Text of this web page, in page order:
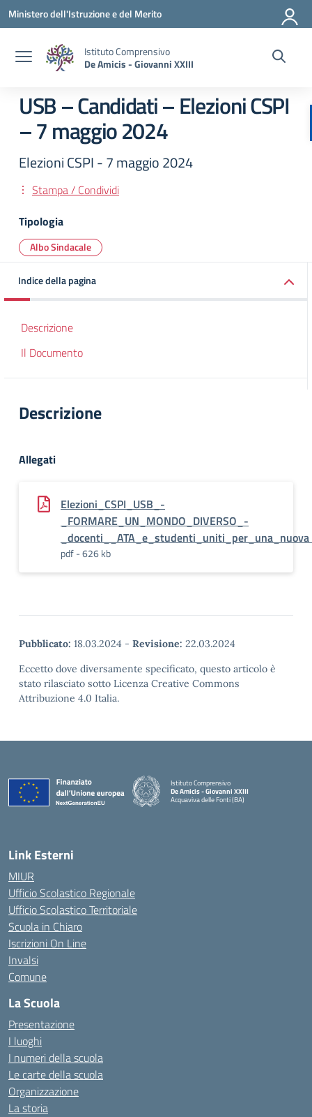
Vai ai contenuti
Vai al menu di navigazione
Vai al footer
Ministero dell'Istruzione e del Merito
Istituto Comprensivo
De Amicis - Giovanni XXIII
USB – Candidati – Elezioni CSPI
– 7 maggio 2024
Elezioni CSPI - 7 maggio 2024
Stampa / Condividi
Tipologia
Albo Sindacale
Indice della pagina
Descrizione
Il Documento
Descrizione
Allegati
Elezioni_CSPI_USB_-
_FORMARE_UN_MONDO_DIVERSO_-
pdf - 626 kb
Pubblicato: 18.03.2024 - Revisione: 22.03.2024
Eccetto dove diversamente specificato, questo articolo è
stato rilasciato sotto Licenza Creative Commons
Attribuzione 4.0 Italia.
Istituto Comprensivo
De Amicis - Giovanni XXIII
Acquaviva delle Fonti (BA)
— Visita la pagina iniziale della scuola
Link Esterni
MIUR
Ufficio Scolastico Regionale
Ufficio Scolastico Territoriale
Scuola in Chiaro
Iscrizioni On Line
Invalsi
Comune
La Scuola
Presentazione
I luoghi
I numeri della scuola
Le carte della scuola
Organizzazione
La storia